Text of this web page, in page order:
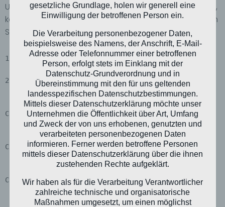
Um das Projekt zu kompilieren und eine EXE zu erstellen,
kann MinGW genutzt werden. Dafür sind die folgenden
Schritte nötig:
1)      Installation und Einrichtung von MinGW
2)      Kompiliere das Projekt mit gcc:
gcc -o
C:\Users\USERNAME\Desktop\SRLinker\SRLinker.exe
C:\Users\USERNAME\Desktop\SRLinker\main.c
C:\Users\USERNAME\Desktop\SRLinker\Root.c
gesetzliche Grundlage, holen wir generell eine
Einwilligung der betroffenen Person ein.
Die Verarbeitung personenbezogener Daten,
beispielsweise des Namens, der Anschrift, E-Mail-
Adresse oder Telefonnummer einer betroffenen
Person, erfolgt stets im Einklang mit der
Datenschutz-Grundverordnung und in
Übereinstimmung mit den für uns geltenden
landesspezifischen Datenschutzbestimmungen.
Mittels dieser Datenschutzerklärung möchte unser
Unternehmen die Öffentlichkeit über Art, Umfang
und Zweck der von uns erhobenen, genutzten und
verarbeiteten personenbezogenen Daten
informieren. Ferner werden betroffene Personen
mittels dieser Datenschutzerklärung über die ihnen
zustehenden Rechte aufgeklärt.
Wir haben als für die Verarbeitung Verantwortlicher
zahlreiche technische und organisatorische
Maßnahmen umgesetzt, um einen möglichst